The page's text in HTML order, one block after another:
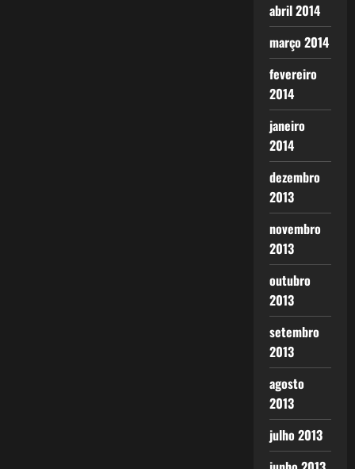
abril 2014
março 2014
fevereiro
2014
janeiro
2014
dezembro
2013
novembro
2013
outubro
2013
setembro
2013
agosto
2013
julho 2013